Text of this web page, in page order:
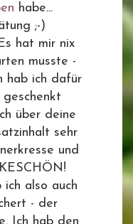
habe...
;-)
hat mir nix
musste -
hab ich dafür
über deine
sehr
und
also auch
- der